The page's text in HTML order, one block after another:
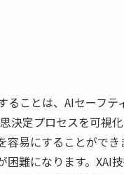
ことは、AIセーフ
決定プロセスを可視
易にすることがで
難になります。XAI